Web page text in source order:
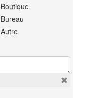
Boutique
Bureau
Autre